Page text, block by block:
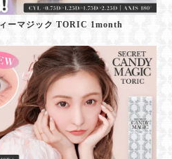
ーマジック TORIC 1month